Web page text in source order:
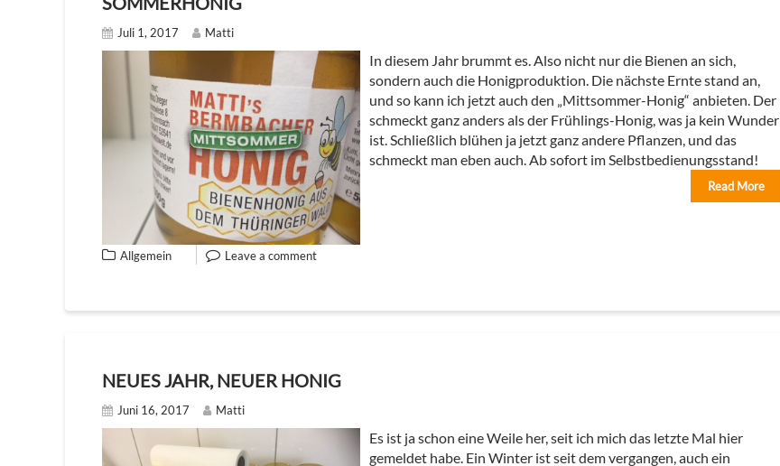
Juli 1, 2017 Matti
In diesem Jahr brummt es. Also nicht nur die Bienen an sich,
sondern auch die Honigproduktion. Die nächste Ernte stand an,
und so kann ich jetzt auch den „Mittsommer-Honig“ anbieten. Der
schmeckt ganz anders als der Frühlings-Honig, was ja kein Wunder
ist. Schließlich blühen ja jetzt ganz andere Pflanzen, und das
schmeckt man eben auch. Ab sofort im Selbstbedienungsstand!
Read More
Allgemein Leave a comment
NEUES JAHR, NEUER HONIG
Juni 16, 2017 Matti
Es ist ja schon eine Weile her, seit ich mich das letzte Mal hier
gemeldet habe. Ein Winter ist seit dem vergangen, auch ein